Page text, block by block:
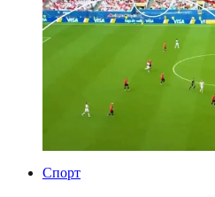
Спорт